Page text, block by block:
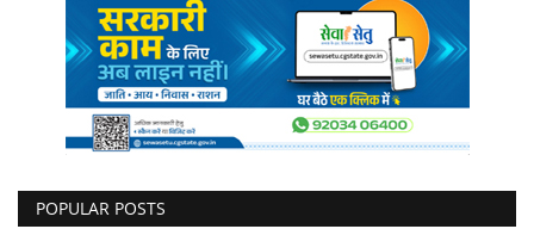
POPULAR POSTS